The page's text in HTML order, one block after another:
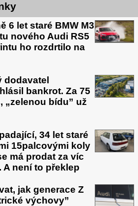
6 let staré BMW M3
nového Audi RS5
ho rozdrtilo na
dodavatel
bankrot. Za 75
„zelenou bídu” už
34 let staré
15palcovými koly
má prodat za víc
A není to překlep
jak generace Z
výchovy”